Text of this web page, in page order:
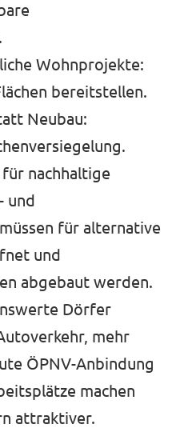
Wohnprojekte:
bereitstellen.
Neubau:
nachhaltige
und
für alternative
und
abgebaut werden.
Dörfer
mehr
ÖPNV-Anbindung
machen
attraktiver.